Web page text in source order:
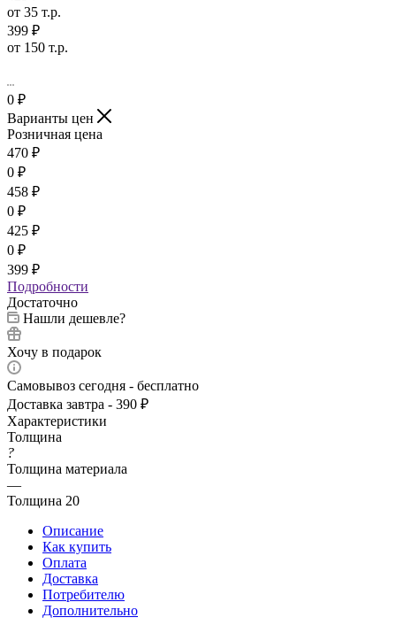
товар также в наличии в шоурум в кол-ве 1 шт
арт. 0475
Цена за шт
470 ₽
скидка от суммы заказа
470 ₽
458 ₽
от 10 т.р.
425 ₽
от 35 т.р.
399 ₽
от 150 т.р.
0
Варианты цен
Розничная цена
470₽
₽
₽